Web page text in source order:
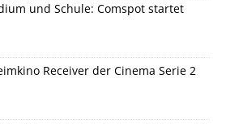
und Schule: Comspot startet
Receiver der Cinema Serie 2